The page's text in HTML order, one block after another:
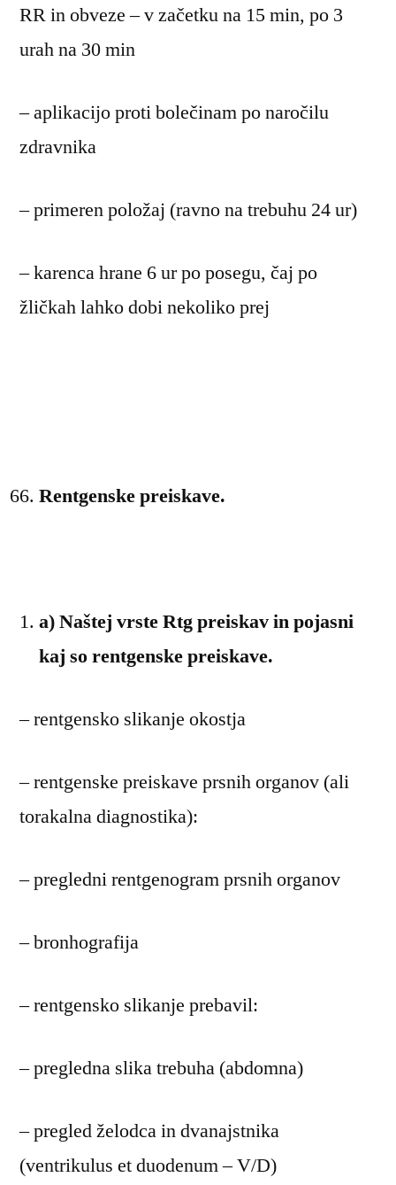
RR in obveze – v začetku na 15 min, po 3
urah na 30 min
– aplikacijo proti bolečinam po naročilu
zdravnika
– primeren položaj (ravno na trebuhu 24 ur)
– karenca hrane 6 ur po posegu, čaj po
žličkah lahko dobi nekoliko prej
Rentgenske preiskave.
a) Naštej vrste Rtg preiskav in pojasni
kaj so rentgenske preiskave.
– rentgensko slikanje okostja
– rentgenske preiskave prsnih organov (ali
torakalna diagnostika):
– pregledni rentgenogram prsnih organov
– bronhografija
– rentgensko slikanje prebavil:
– pregledna slika trebuha (abdomna)
– pregled želodca in dvanajstnika
(ventrikulus et duodenum – V/D)